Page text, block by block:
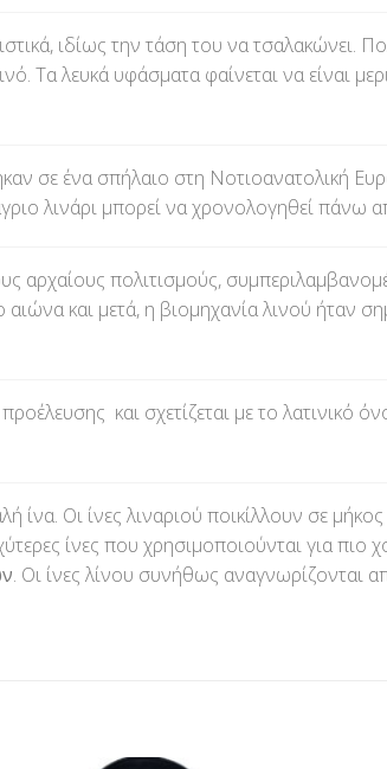
ιδίως την τάση του να
Τα λευκά υφάσματα φαίνεται να είναι
σε ένα σπήλαιο στη Νοτιοανατολική
λινάρι μπορεί να χρονολογηθεί πάνω
αρχαίους πολιτισμούς,
και μετά, η βιομηχανία λινού ήταν
προέλευσης και σχετίζεται με το λατινικό
ίνα. Οι ίνες λιναριού ποικίλλουν σε
ίνες που χρησιμοποιούνται για
. Οι ίνες λίνου συνήθως αναγνωρίζονται